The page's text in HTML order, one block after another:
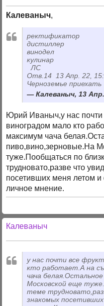
Калеваныч,
ректификатор
дистиллер
винодел
кулинар
ЛС
Отв.14 13 Апр. 22,
Черноземье приехать
Калеваныч, 13
Юрий Иваныч,у нас
виноградом мало кто
максимум чача
пиво,вино,зерновые.На
туже.Пообщаться по
трудновато,разве что
посетивших меня летом
личное мнение.
Калеваныч
у нас почти все
кто работает.А на
чача
Московской еще
теме
знакомых